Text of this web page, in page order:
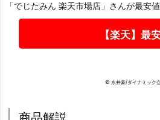
「でじたみん 楽天市場店」さんが最安値
【楽天】最
© 永井豪/ダイナミック